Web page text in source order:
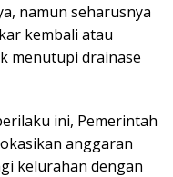
namun seharusnya
kembali atau
menutupi drainase
ini, Pemerintah
anggaran
kelurahan dengan